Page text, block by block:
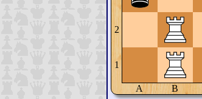
2
1
A B